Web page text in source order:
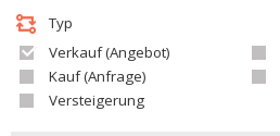
Typ
Verkauf (Angebot)
Kauf (Anfrage)
Versteigerung